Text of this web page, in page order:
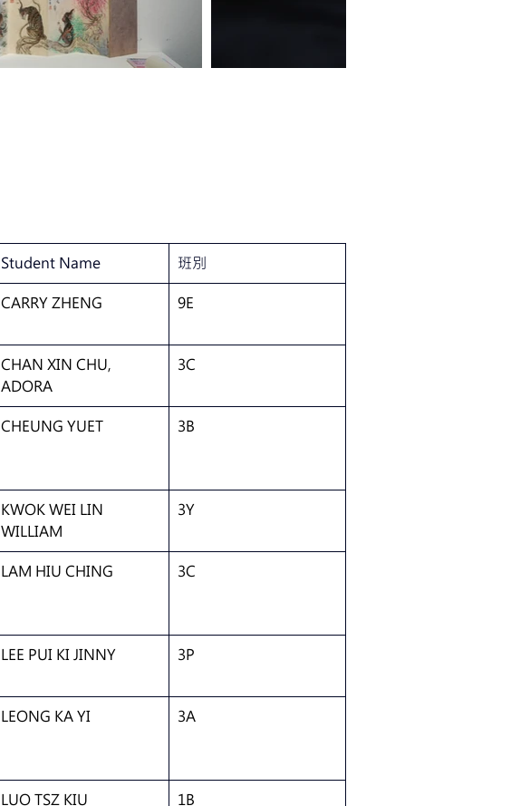
Student Name 班別
CARRY ZHENG 9E
CHAN XIN CHU,
ADORA
3C
CHEUNG YUET 3B
KWOK WEI LIN
WILLIAM
3Y
LAM HIU CHING 3C
LEE PUI KI JINNY 3P
LEONG KA YI 3A
LUO TSZ KIU 1B